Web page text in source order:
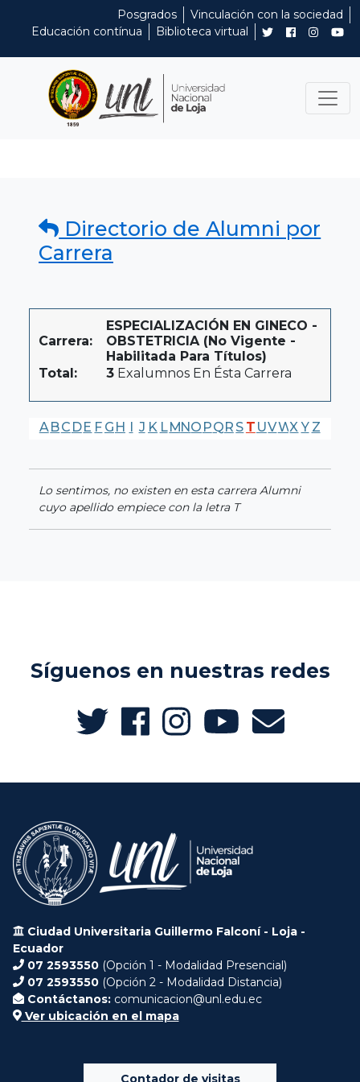
Posgrados
Vinculación con la sociedad
Educación contínua
Biblioteca virtual
Directorio de Alumni por
Carrera
Carrera:
ESPECIALIZACIÓN EN GINECO -
OBSTETRICIA (No Vigente -
Habilitada Para Títulos)
Total:
3 Exalumnos En Ésta Carrera
A BC DE F G H I J K LMNO PQR S T UVWX Y Z
Lo sentimos, no existen en esta carrera Alumni
cuyo apellido empiece con la letra T
Síguenos en nuestras redes
Ciudad Universitaria Guillermo Falconí - Loja -
Ecuador
07 2593550 (Opción 1 - Modalidad Presencial)
07 2593550 (Opción 2 - Modalidad Distancia)
Contáctanos: comunicacion@unl.edu.ec
Ver ubicación en el mapa
Contador de visitas